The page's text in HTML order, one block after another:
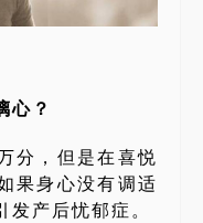
心？
分，但是在喜悦
果身心没有调适
产后忧郁症。